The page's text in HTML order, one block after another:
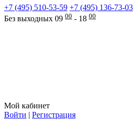
+7 (495) 510-53-59 +7 (495) 136-73-03
Без выходных 09 00 - 18 00
Мой кабинет
Войти | Регистрация